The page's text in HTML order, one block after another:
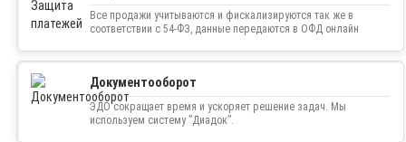
Все продажи учитываются и фискализируются так же в
соответствии с 54-ФЗ, данные передаются в ОФД онлайн
Документооборот
ЭДО сокращает время и ускоряет решение задач. Мы
используем систему ”Диадок”.